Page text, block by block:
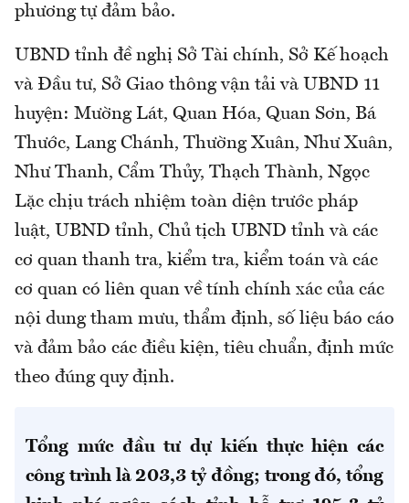
phương tự đảm bảo.
UBND tỉnh đề nghị Sở Tài chính, Sở Kế hoạch
và Đầu tư, Sở Giao thông vận tải và UBND 11
huyện: Mường Lát, Quan Hóa, Quan Sơn, Bá
Thước, Lang Chánh, Thường Xuân, Như Xuân,
Như Thanh, Cẩm Thủy, Thạch Thành, Ngọc
Lặc chịu trách nhiệm toàn diện trước pháp
luật, UBND tỉnh, Chủ tịch UBND tỉnh và các
cơ quan thanh tra, kiểm tra, kiểm toán và các
cơ quan có liên quan về tính chính xác của các
nội dung tham mưu, thẩm định, số liệu báo cáo
và đảm bảo các điều kiện, tiêu chuẩn, định mức
theo đúng quy định.
Tổng mức đầu tư dự kiến thực hiện các
công trình là 203,3 tỷ đồng; trong đó, tổng